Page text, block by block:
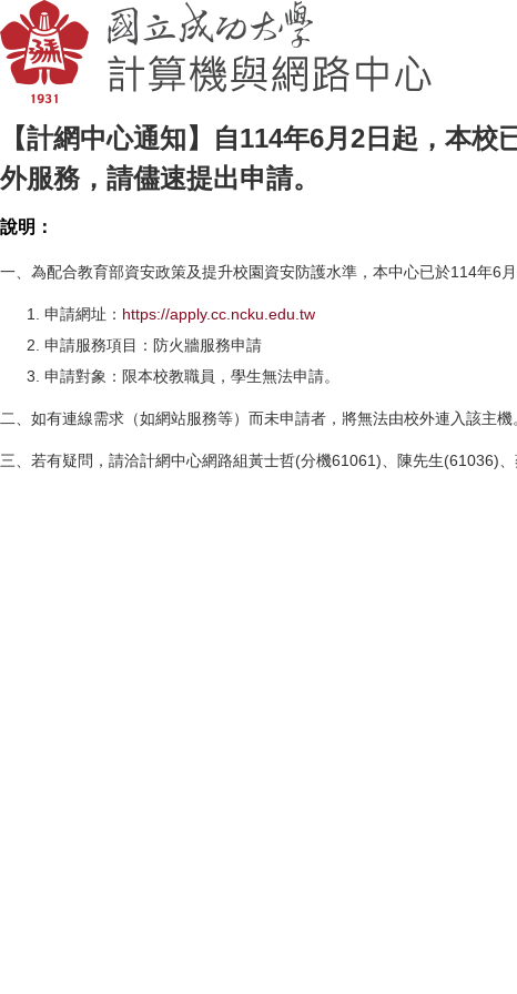
【計網中心通知】自114年6月2日起，本
外服務，請儘速提出申請。
說明：
一、為配合教育部資安政策及提升校園資安防護水準，本中心已於114年6
申請網址： https://apply.cc.ncku.edu.tw
申請服務項目：防火牆服務申請
申請對象：限本校教職員，學生無法申請。
二、如有連線需求（如網站服務等）而未申請者，將無法由校外連入該主機
三、若有疑問，請洽計網中心網路組黃士哲(分機61061)、陳先生(61036)、